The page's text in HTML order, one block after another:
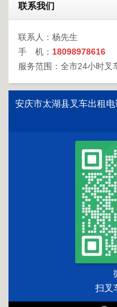
联系我们
联系人：杨先生
手 机： 18098978616
服务范围：全市24小时叉
安庆市太湖县叉车出租
扫叉